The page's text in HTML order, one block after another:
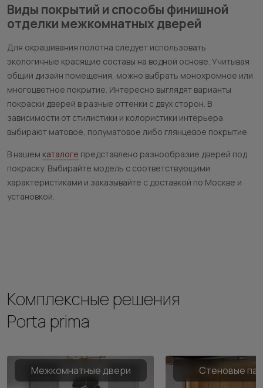
Виды покрытий и способы финишной
отделки межкомнатных дверей
Для окрашивания полотна следует использовать
экологичные красящие составы на водной основе. Учитывая
общий дизайн помещения, можно выбрать монохромное или
многоцветное покрытие. Интересно выглядят варианты
покраски дверей в разные оттенки с двух сторон. В
зависимости от стилистики и колористики интерьера
выбирают матовое, полуматовое либо глянцевое покрытие.
В нашем каталоге представлено разнообразие дверей под
покраску. Выбирайте модель с соответствующими
характеристиками и заказывайте с доставкой по Москве и
установкой.
Комплексные решения
Porta prima
Межкомнатные двери Стеновые